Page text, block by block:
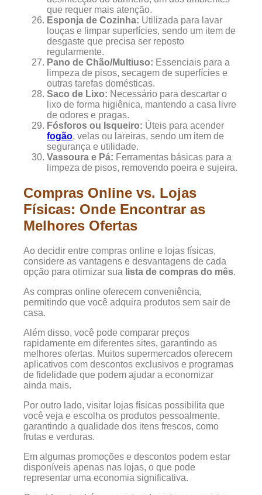
que requer mais atenção.
Esponja de Cozinha: Utilizada para lavar
louças e limpar superfícies, sendo um item de
desgaste que precisa ser reposto
regularmente.
Pano de Chão/Multiuso: Essenciais para a
limpeza de pisos, secagem de superfícies e
outras tarefas domésticas.
Saco de Lixo: Necessário para descartar o
lixo de forma higiênica, mantendo a casa livre
de odores e pragas.
Fósforos ou Isqueiro: Úteis para acender
fogão, velas ou lareiras, sendo um item de
segurança e utilidade.
Vassoura e Pá: Ferramentas básicas para a
limpeza de pisos, removendo poeira e sujeira.
Compras Online vs. Lojas
Físicas: Onde Encontrar as
Melhores Ofertas
Ao decidir entre compras online e lojas físicas,
considere as vantagens e desvantagens de cada
opção para otimizar sua lista de compras do mês.
As compras online oferecem conveniência,
permitindo que você adquira produtos sem sair de
casa.
Além disso, você pode comparar preços
rapidamente em diferentes sites, garantindo as
melhores ofertas. Muitos supermercados oferecem
aplicativos com descontos exclusivos e programas
de fidelidade que podem ajudar a economizar
ainda mais.
Por outro lado, visitar lojas físicas possibilita que
você veja e escolha os produtos pessoalmente,
garantindo a qualidade dos itens frescos, como
frutas e verduras.
Em algumas promoções e descontos podem estar
disponíveis apenas nas lojas, o que pode
representar uma economia significativa.